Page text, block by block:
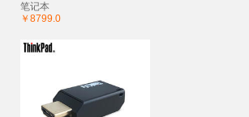
笔记本
￥8799.0